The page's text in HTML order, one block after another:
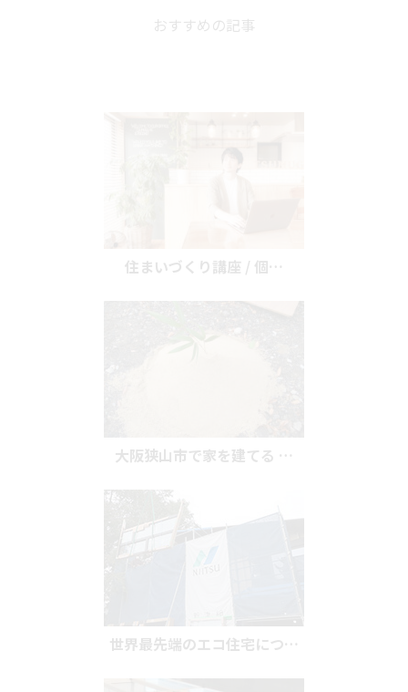
おすすめの記事
住まいづくり講座 / 個…
大阪狭山市で家を建てる …
世界最先端のエコ住宅につ…